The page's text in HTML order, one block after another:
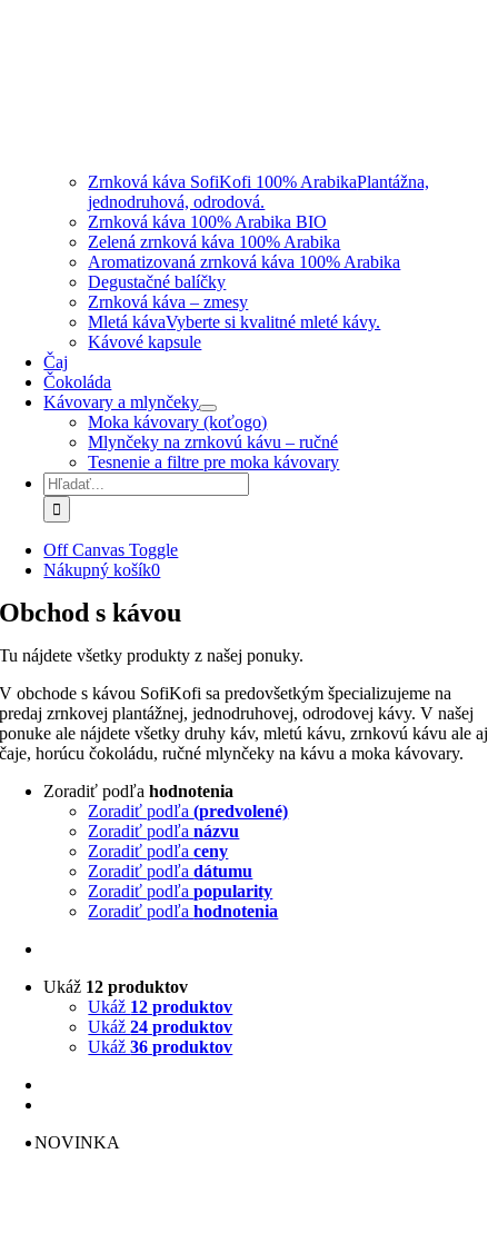
Zrnková káva SofiKofi 100% ArabikaPlantážna,
jednodruhová, odrodová.
Zrnková káva 100% Arabika BIO
Zelená zrnková káva 100% Arabika
Aromatizovaná zrnková káva 100% Arabika
Degustačné balíčky
Zrnková káva – zmesy
Mletá kávaVyberte si kvalitné mleté kávy.
Kávové kapsule
Čaj
Čokoláda
Kávovary a mlynčeky
Moka kávovary (koťogo)
Mlynčeky na zrnkovú kávu – ručné
Tesnenie a filtre pre moka kávovary
Hľadať:
Off Canvas Toggle
Nákupný košík0
Obchod s kávou
Tu nájdete všetky produkty z našej ponuky.
V obchode s kávou SofiKofi sa predovšetkým špecializujeme na
predaj zrnkovej plantážnej, jednodruhovej, odrodovej kávy. V našej
ponuke ale nájdete všetky druhy káv, mletú kávu, zrnkovú kávu ale aj
čaje, horúcu čokoládu, ručné mlynčeky na kávu a moka kávovary.
Zoradiť podľahodnotenia
Zoradiť podľa(predvolené)
Zoradiť podľanázvu
Zoradiť podľaceny
Zoradiť podľadátumu
Zoradiť podľapopularity
Zoradiť podľahodnotenia
Ukáž 12 produktov
Ukáž 12 produktov
Ukáž24 produktov
Ukáž36 produktov
NOVINKA